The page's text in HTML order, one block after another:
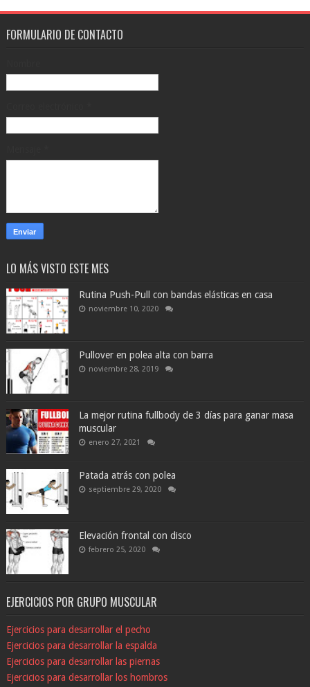
FORMULARIO DE CONTACTO
LO MÁS VISTO ESTE MES
Rutina Push-Pull con bandas elásticas en casa
noviembre 10, 2020
Pullover en polea alta con barra
noviembre 28, 2019
La mejor rutina fullbody de 3 días para ganar masa
muscular
enero 27, 2021
Patada atrás con polea
septiembre 29, 2020
Elevación frontal con disco
febrero 25, 2020
EJERCICIOS POR GRUPO MUSCULAR
Ejercicios para desarrollar el pecho
Ejercicios para desarrollar la espalda
Ejercicios para desarrollar las piernas
Ejercicios para desarrollar los hombros